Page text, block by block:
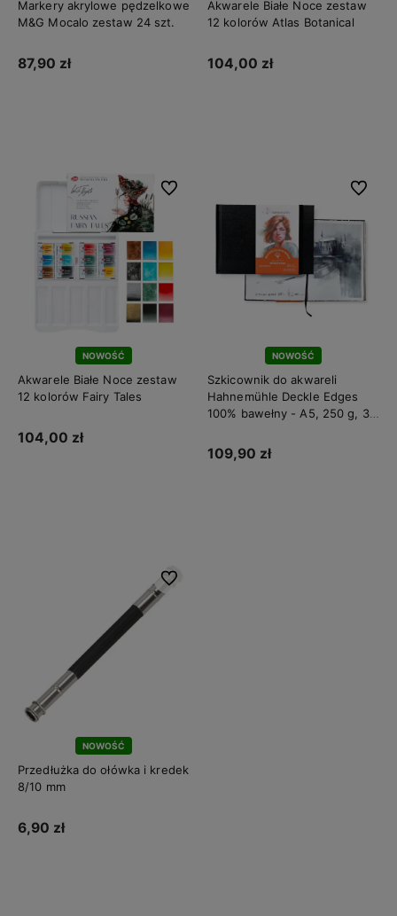
Markery akrylowe pędzelkowe
M&G Mocalo zestaw 24 szt.
87,90 zł
Akwarele Białe Noce zestaw
12 kolorów Atlas Botanical
104,00 zł
NOWOŚĆ
Akwarele Białe Noce zestaw
12 kolorów Fairy Tales
104,00 zł
Do ulubionych
NOWOŚĆ
Szkicownik do akwareli
Hahnemühle Deckle Edges
100% bawełny - A5, 250 g, 30
109,90 zł
Do
NOWOŚĆ
Przedłużka do ołówka i kredek
8/10 mm
6,90 zł
Do ulubionych